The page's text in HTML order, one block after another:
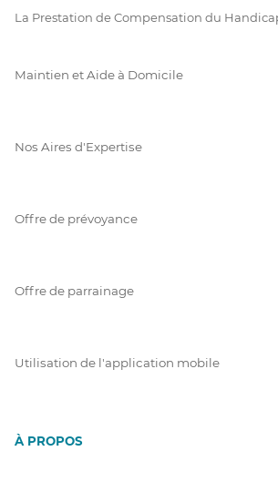
La Prestation de Compensation du
Maintien et Aide à Domicile
Nos Aires d'Expertise
Offre de prévoyance
Offre de parrainage
Utilisation de l'application mobile
À PROPOS